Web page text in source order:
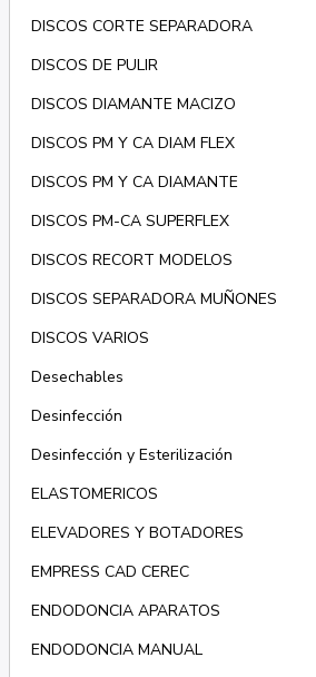
DISCOS CORTE SEPARADORA
DISCOS DE PULIR
DISCOS DIAMANTE MACIZO
DISCOS PM Y CA DIAM FLEX
DISCOS PM Y CA DIAMANTE
DISCOS PM-CA SUPERFLEX
DISCOS RECORT MODELOS
DISCOS SEPARADORA MUÑONES
DISCOS VARIOS
Desechables
Desinfección
Desinfección y Esterilización
ELASTOMERICOS
ELEVADORES Y BOTADORES
EMPRESS CAD CEREC
ENDODONCIA APARATOS
ENDODONCIA MANUAL